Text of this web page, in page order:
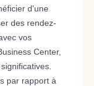
d'une
des rendez-
vos
Center,
par rapport à